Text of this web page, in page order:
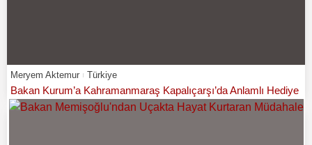
Meryem Aktemur Türkiye
Bakan Kurum’a Kahramanmaraş Kapalıçarşı’da Anlamlı Hediye